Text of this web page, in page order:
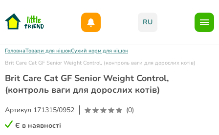
RU
ГоловнаТовари для кішокСухий корм для кішок
Brit Care Cat GF Senior Weight Control, (контроль ваги для дорослих котів)
Brit Care Cat GF Senior Weight Control,
(контроль ваги для дорослих котів)
Артикул 171315/0952
(0)
Є в наявності